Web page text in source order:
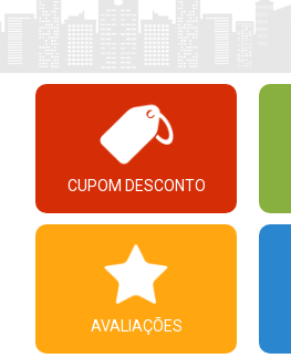
CUPOM DESCONTO
AVALIAÇÕES